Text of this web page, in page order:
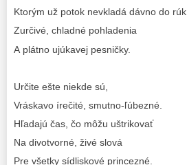
Ktorým už potok nevkladá dávno do rúk
Zurčivé, chladné pohladenia
A plátno ujúkavej pesničky.
Určite ešte niekde sú,
Vráskavo írečité, smutno-ľúbezné.
Hľadajú čas, čo môžu uštrikovať
Na divotvorné, živé slová
Pre všetky sídliskové princezné.